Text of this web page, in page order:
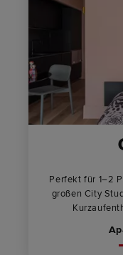
Perfekt für 1–2
großen City